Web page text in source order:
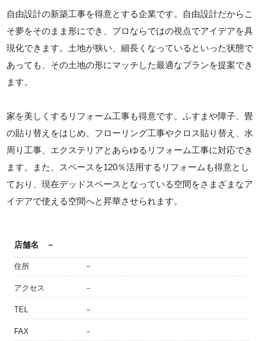
自由設計の新築工事を得意とする企業です。自由設計だからこ
そ夢をそのまま形にでき、プロならではの視点でアイデアを具
現化できます。土地が狭い、細長くなっているといった状態で
あっても、その土地の形にマッチした最適なプランを提案でき
ます。
家を美しくするリフォーム工事も得意です。ふすまや障子、畳
の貼り替えをはじめ、フローリング工事やクロス貼り替え、水
周り工事、エクステリアとあらゆるリフォーム工事に対応でき
ます。また、スペースを120％活用するリフォームも得意とし
ており、現在デッドスペースとなっている空間をさまざまなア
イデアで使える空間へと昇華させられます。
店舗名 －
住所 －
アクセス －
TEL －
FAX －